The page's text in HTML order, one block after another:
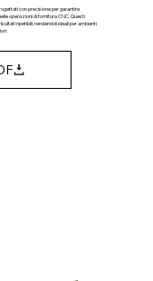
con precisione per garantire
operazioni di tornitura CNC. Questi
ripetibili, rendendoli ideali per ambienti